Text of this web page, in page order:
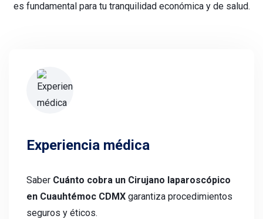
es fundamental para tu tranquilidad económica y de salud.
Experiencia médica
Saber Cuánto cobra un Cirujano laparoscópico
en Cuauhtémoc CDMX garantiza procedimientos
seguros y éticos.